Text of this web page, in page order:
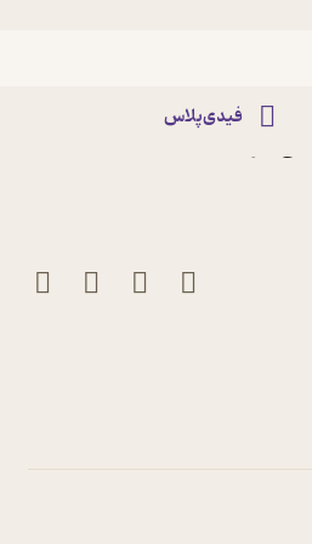
فیدی‌پلاس